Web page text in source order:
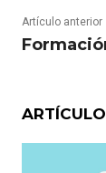
Artículo anterior